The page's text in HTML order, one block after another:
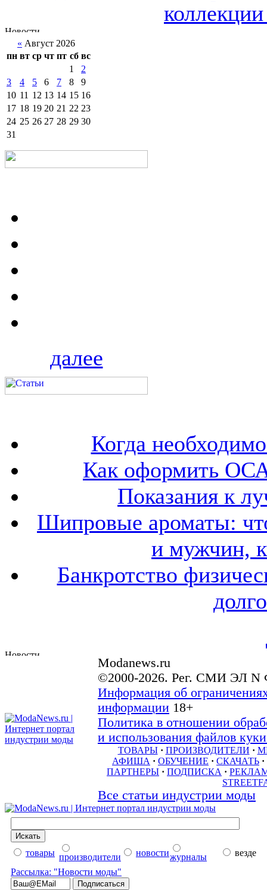
« Август 2026
пн вт ср чт пт сб вс
1
2
3
4 5 6 7 8
9
10 11 12 13 14 15 16
17 18 19 20 21 22 23
24 25 26 27 28 29 30
31
далее
Когда
Как оформить
Показания к
Шипровые ароматы:
и мужчин,
Банкротство
Modanews.ru
©2000-2026. Рег. СМИ ЭЛ N
Информация об
информации 18+
Политика в отношении
и использования файлов
ТОВАРЫ · ПРОИЗВОДИТЕЛИ ·
АФИША · ОБУЧЕНИЕ · СКАЧАТЬ ·
ПАРТНЕРЫ · ПОДПИСКА ·
Все статьи индустрии моды
товары производители новостижурналы
везде
Рассылка: "Новости моды"